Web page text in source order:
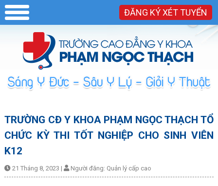
ĐĂNG KÝ XÉT TUYỂN
TRƯỜNG CĐ Y KHOA PHẠM NGỌC THẠCH TỔ
CHỨC KỲ THI TỐT NGHIỆP CHO SINH VIÊN
K12
21 Tháng 8, 2023 | Người đăng: Quản lý cấp cao